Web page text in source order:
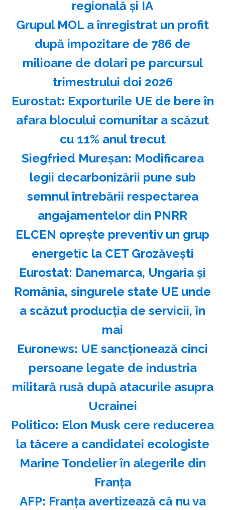
regională şi IA
Grupul MOL a înregistrat un profit
după impozitare de 786 de
milioane de dolari pe parcursul
trimestrului doi 2026
Eurostat: Exporturile UE de bere în
afara blocului comunitar a scăzut
cu 11% anul trecut
Siegfried Mureşan: Modificarea
legii decarbonizării pune sub
semnul întrebării respectarea
angajamentelor din PNRR
ELCEN opreşte preventiv un grup
energetic la CET Grozăveşti
Eurostat: Danemarca, Ungaria şi
România, singurele state UE unde
a scăzut producţia de servicii, în
mai
Euronews: UE sancţionează cinci
persoane legate de industria
militară rusă după atacurile asupra
Ucrainei
Politico: Elon Musk cere reducerea
la tăcere a candidatei ecologiste
Marine Tondelier în alegerile din
Franţa
AFP: Franţa avertizează că nu va